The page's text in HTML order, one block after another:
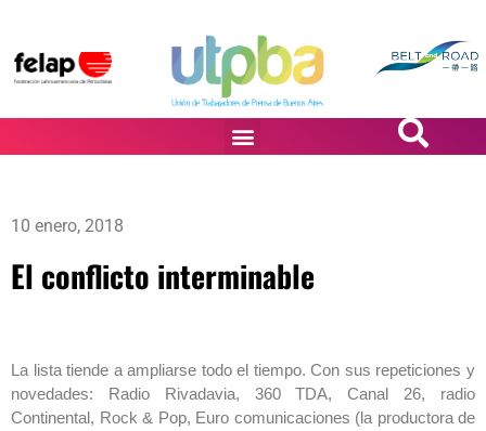
10 enero, 2018
El conflicto interminable
La lista tiende a ampliarse todo el tiempo. Con sus repeticiones y
novedades: Radio Rivadavia, 360 TDA, Canal 26, radio
Continental, Rock & Pop, Euro comunicaciones (la productora de